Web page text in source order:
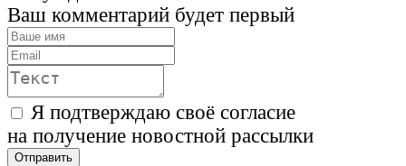
Ваш комментарий будет первый
Я подтверждаю своё согласие
на получение новостной рассылки